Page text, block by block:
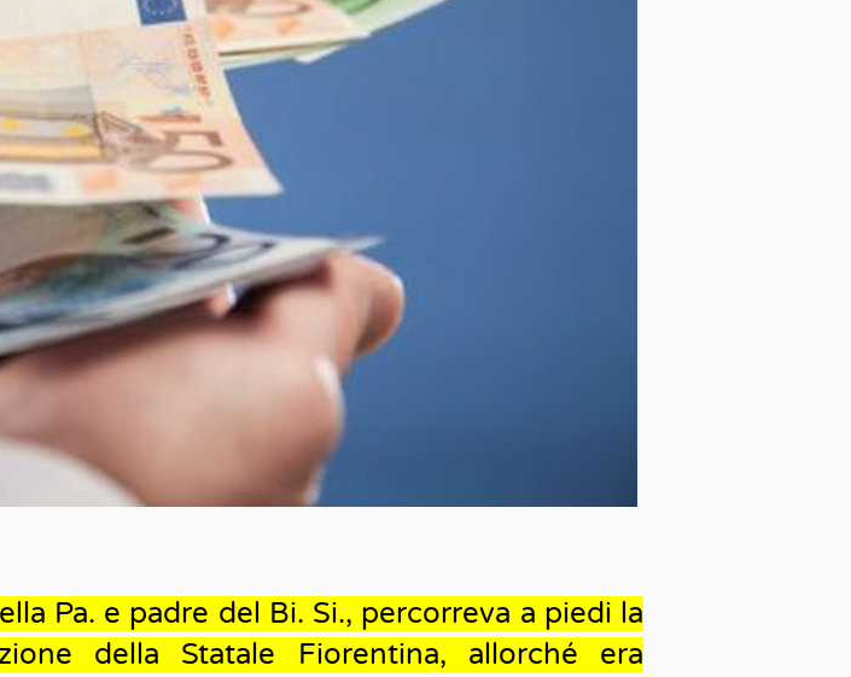
Pa. e padre del Bi. Si., percorreva a piedi la
della Statale Fiorentina, allorché era